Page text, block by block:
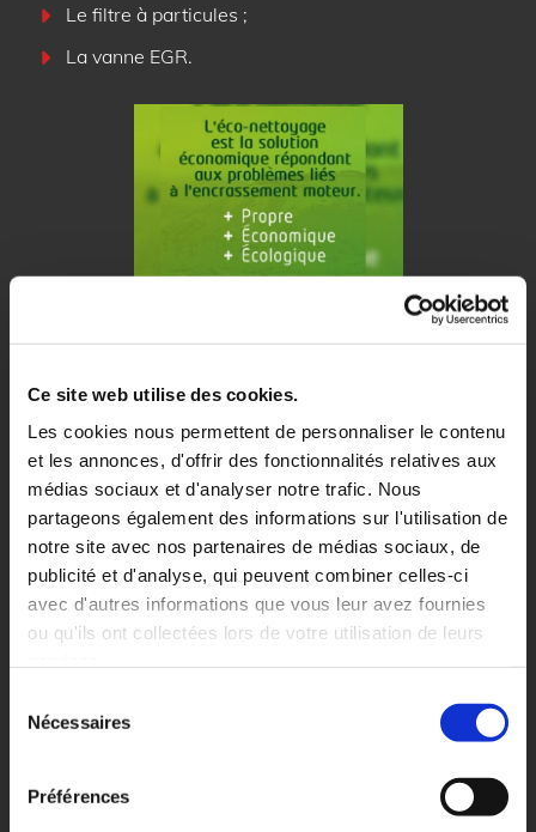
Ce site web utilise des cookies.
Les cookies nous permettent de personnaliser le contenu
et les annonces, d'offrir des fonctionnalités relatives aux
médias sociaux et d'analyser notre trafic. Nous
partageons également des informations sur l'utilisation de
notre site avec nos partenaires de médias sociaux, de
publicité et d'analyse, qui peuvent combiner celles-ci
avec d'autres informations que vous leur avez fournies
ou qu'ils ont collectées lors de votre utilisation de leurs
Nécessaires
Préférences
Le filtre à particules ;
La vanne EGR.
Les avantages de l'éco-nettoyage Bardahl
technologiques et désireux d’être plus soucieux de
l’environnement, l’atelier de Alsace Moteurs Diffusion a
opté pour une solution propre et efficace de nettoyer les
éléments moteurs mentionnés plus haut plutôt que de les
remplacer. Cette méthode nous permet de donner une
seconde vie à des pièces, auparavant, inutilisables, et ce,
à moindre coût tout en respectant notre environnement.
En résumé, l’éco-nettoyage Bardahl a trois principaux